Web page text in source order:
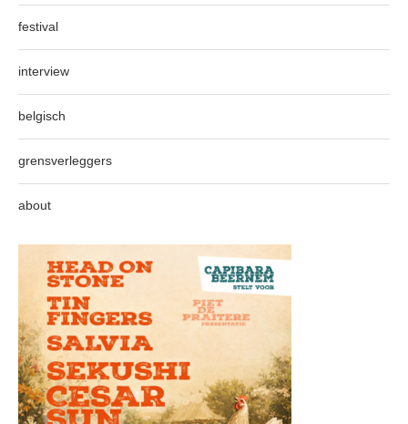
festival
interview
belgisch
grensverleggers
about